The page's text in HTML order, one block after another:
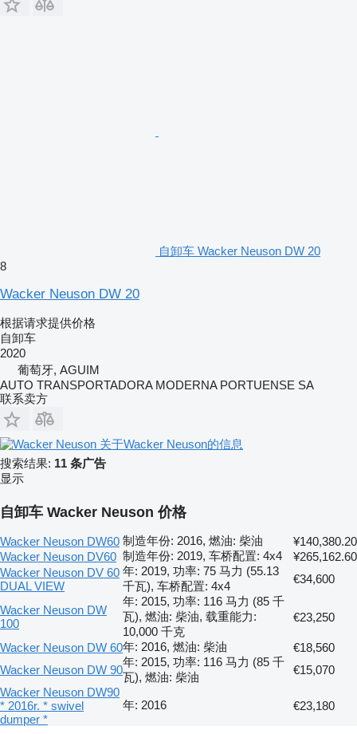
自卸车 Wacker Neuson DW 20
8
Wacker Neuson DW 20
根据请求提供价格
自卸车
2020
葡萄牙, AGUIM
AUTO TRANSPORTADORA MODERNA PORTUENSE SA
联系卖方
关于Wacker Neuson的信息
搜索结果: 11 条广告
显示
自卸车 Wacker Neuson 价格
Wacker Neuson DW60 制造年份: 2016, 燃油: 柴油
¥140,380.20
Wacker Neuson DV60 制造年份: 2019, 车桥配置: 4x4
¥265,162.60
Wacker Neuson DV 60
DUAL VIEW
年: 2019, 功率: 75 马力 (55.13
千瓦), 车桥配置: 4x4
€34,600
Wacker Neuson DW
100
年: 2015, 功率: 116 马力 (85 千
瓦), 燃油: 柴油, 载重能力:
10,000 千克
€23,250
Wacker Neuson DW 60年: 2016, 燃油: 柴油
€18,560
Wacker Neuson DW 90
年: 2015, 功率: 116 马力 (85 千
瓦), 燃油: 柴油
€15,070
Wacker Neuson DW90
* 2016r. * swivel
dumper *
年: 2016 €23,180